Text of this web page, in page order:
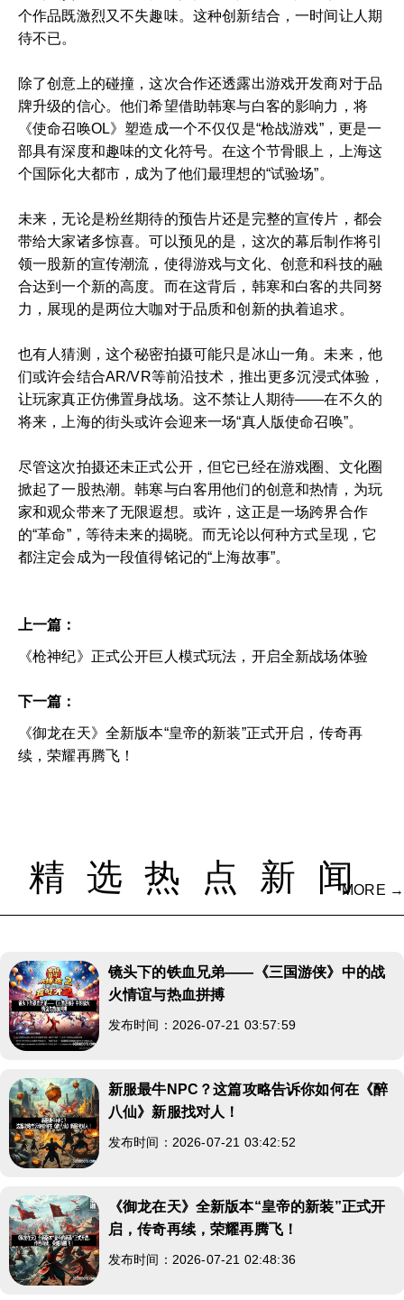
个作品既激烈又不失趣味。这种创新结合，一时间让人期
待不已。
除了创意上的碰撞，这次合作还透露出游戏开发商对于品
牌升级的信心。他们希望借助韩寒与白客的影响力，将
《使命召唤OL》塑造成一个不仅仅是“枪战游戏”，更是一
部具有深度和趣味的文化符号。在这个节骨眼上，上海这
个国际化大都市，成为了他们最理想的“试验场”。
未来，无论是粉丝期待的预告片还是完整的宣传片，都会
带给大家诸多惊喜。可以预见的是，这次的幕后制作将引
领一股新的宣传潮流，使得游戏与文化、创意和科技的融
合达到一个新的高度。而在这背后，韩寒和白客的共同努
力，展现的是两位大咖对于品质和创新的执着追求。
也有人猜测，这个秘密拍摄可能只是冰山一角。未来，他
们或许会结合AR/VR等前沿技术，推出更多沉浸式体验，
让玩家真正仿佛置身战场。这不禁让人期待——在不久的
将来，上海的街头或许会迎来一场“真人版使命召唤”。
尽管这次拍摄还未正式公开，但它已经在游戏圈、文化圈
掀起了一股热潮。韩寒与白客用他们的创意和热情，为玩
家和观众带来了无限遐想。或许，这正是一场跨界合作
的“革命”，等待未来的揭晓。而无论以何种方式呈现，它
都注定会成为一段值得铭记的“上海故事”。
上一篇：
《枪神纪》正式公开巨人模式玩法，开启全新战场体验
下一篇：
《御龙在天》全新版本“皇帝的新装”正式开启，传奇再
续，荣耀再腾飞！
精选热点新闻
MORE →
镜头下的铁血兄弟——《三国游侠》中的战
火情谊与热血拼搏
发布时间：2026-07-21 03:57:59
新服最牛NPC？这篇攻略告诉你如何在《醉
八仙》新服找对人！
发布时间：2026-07-21 03:42:52
《御龙在天》全新版本“皇帝的新装”正式开
启，传奇再续，荣耀再腾飞！
发布时间：2026-07-21 02:48:36